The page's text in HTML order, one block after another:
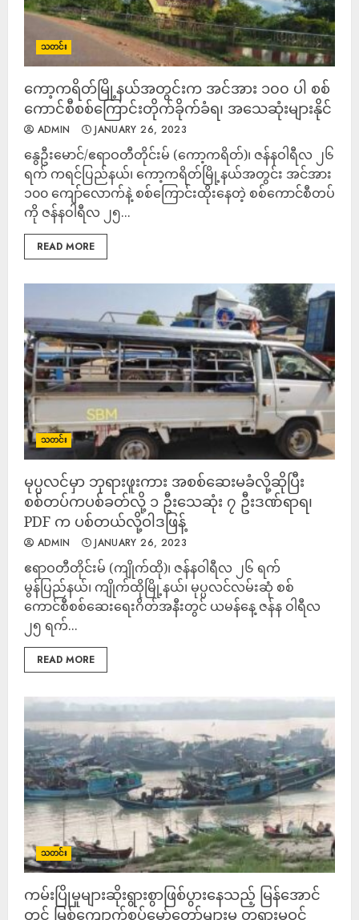
သတင်း
ကော့ကရိတ်မြို့နယ်အတွင်းက အင်အား ၁၀၀ ပါ စစ်
ကောင်စီစစ်ကြောင်းတိုက်ခိုက်ခံရ၊ အသေဆုံးများနိုင်
ADMIN JANUARY 26, 2023
နွေဦးမောင်/ဧရာဝတီတိုင်းမ် (ကော့ကရိတ်)၊ ဇန်နဝါရီလ ၂၆
ရက် ကရင်ပြည်နယ်၊ ကော့ကရိတ်မြို့နယ်အတွင်း အင်အား
၁၀၀ ကျော်လောက်နဲ့ စစ်ကြောင်းထိုးနေတဲ့ စစ်ကောင်စီတပ်
ကို ဇန်နဝါရီလ ၂၅...
READ MORE
သတင်း
မုပ္ပလင်မှာ ဘုရားဖူးကား အစစ်ဆေးမခံလို့ဆိုပြီး
စစ်တပ်ကပစ်ခတ်လို့ ၁ ဦးသေဆုံး ၇ ဦးဒဏ်ရာရ၊
PDF က ပစ်တယ်လို့ဝါဒဖြန့်
ADMIN JANUARY 26, 2023
ဧရာဝတီတိုင်းမ် (ကျိုက်ထို)၊ ဇန်နဝါရီလ ၂၆ ရက်
မွန်ပြည်နယ်၊ ကျိုက်ထိုမြို့နယ်၊ မုပ္ပလင်လမ်းဆုံ စစ်
ကောင်စီစစ်ဆေးရေးဂိတ်အနီးတွင် ယမန်နေ့ ဇန်န ဝါရီလ
၂၅ ရက်...
READ MORE
သတင်း
ကမ်းပြိုမှုများဆိုးရွားစွာဖြစ်ပွားနေသည့် မြန်အောင်
တွင် မြစ်ကျောက်စုပ်မော်တော်များမှ တရားမဝင်